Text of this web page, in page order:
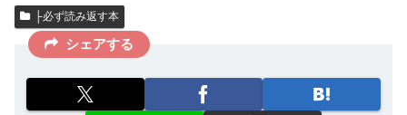
├必ず読み返す本
シェアする